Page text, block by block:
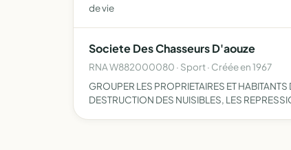
de vie
Societe Des Chasseurs D'aouze
RNA W882000080 · Sport · Créée en 1967
GROUPER LES PROPRIETAIRES ET
DESTRUCTION DES NUISIBLES, LES